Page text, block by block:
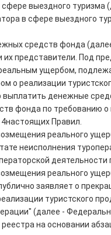
выездного туризма
в сфере выездного
средств фонда
представители. Под
ущербом,
о реализации
выплатить денежные
фонда по требованию
Правил.
реального
неисполнения
реального
заявляет о
туристского
(далее -
на основании